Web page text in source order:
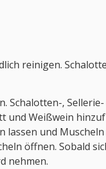
reinigen.
Schalotten-,
und Weißwein
lassen und
öffnen. Sobald
nehmen.